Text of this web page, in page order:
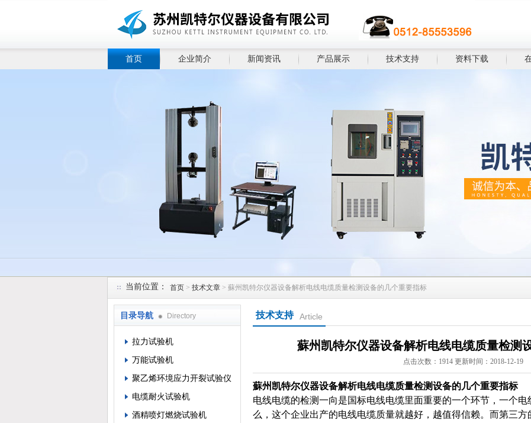
首页 企业简介 新闻资讯 产品展示 技术支持 资料下载
当前位置： 首页 > 技术文章 > 蘇州凯特尔仪器设备解析电线电缆质量检测设备的几个重要指标
目录导航 Directory
拉力试验机
万能试验机
聚乙烯环境应力开裂试验仪
电缆耐火试验机
酒精喷灯燃烧试验机
技术支持 Article
蘇州凯特尔仪器设备解析电线电缆质量检测
点击次数：1914 更新时间：2018-12-19
蘇州凯特尔仪器设备解析电线电缆质量检测设备的几个重要指标
电线电缆的检测一向是国标电线电缆里面重要的一个环节，一个
么，这个企业出产的电线电缆质量就越好，越值得信赖。而第三